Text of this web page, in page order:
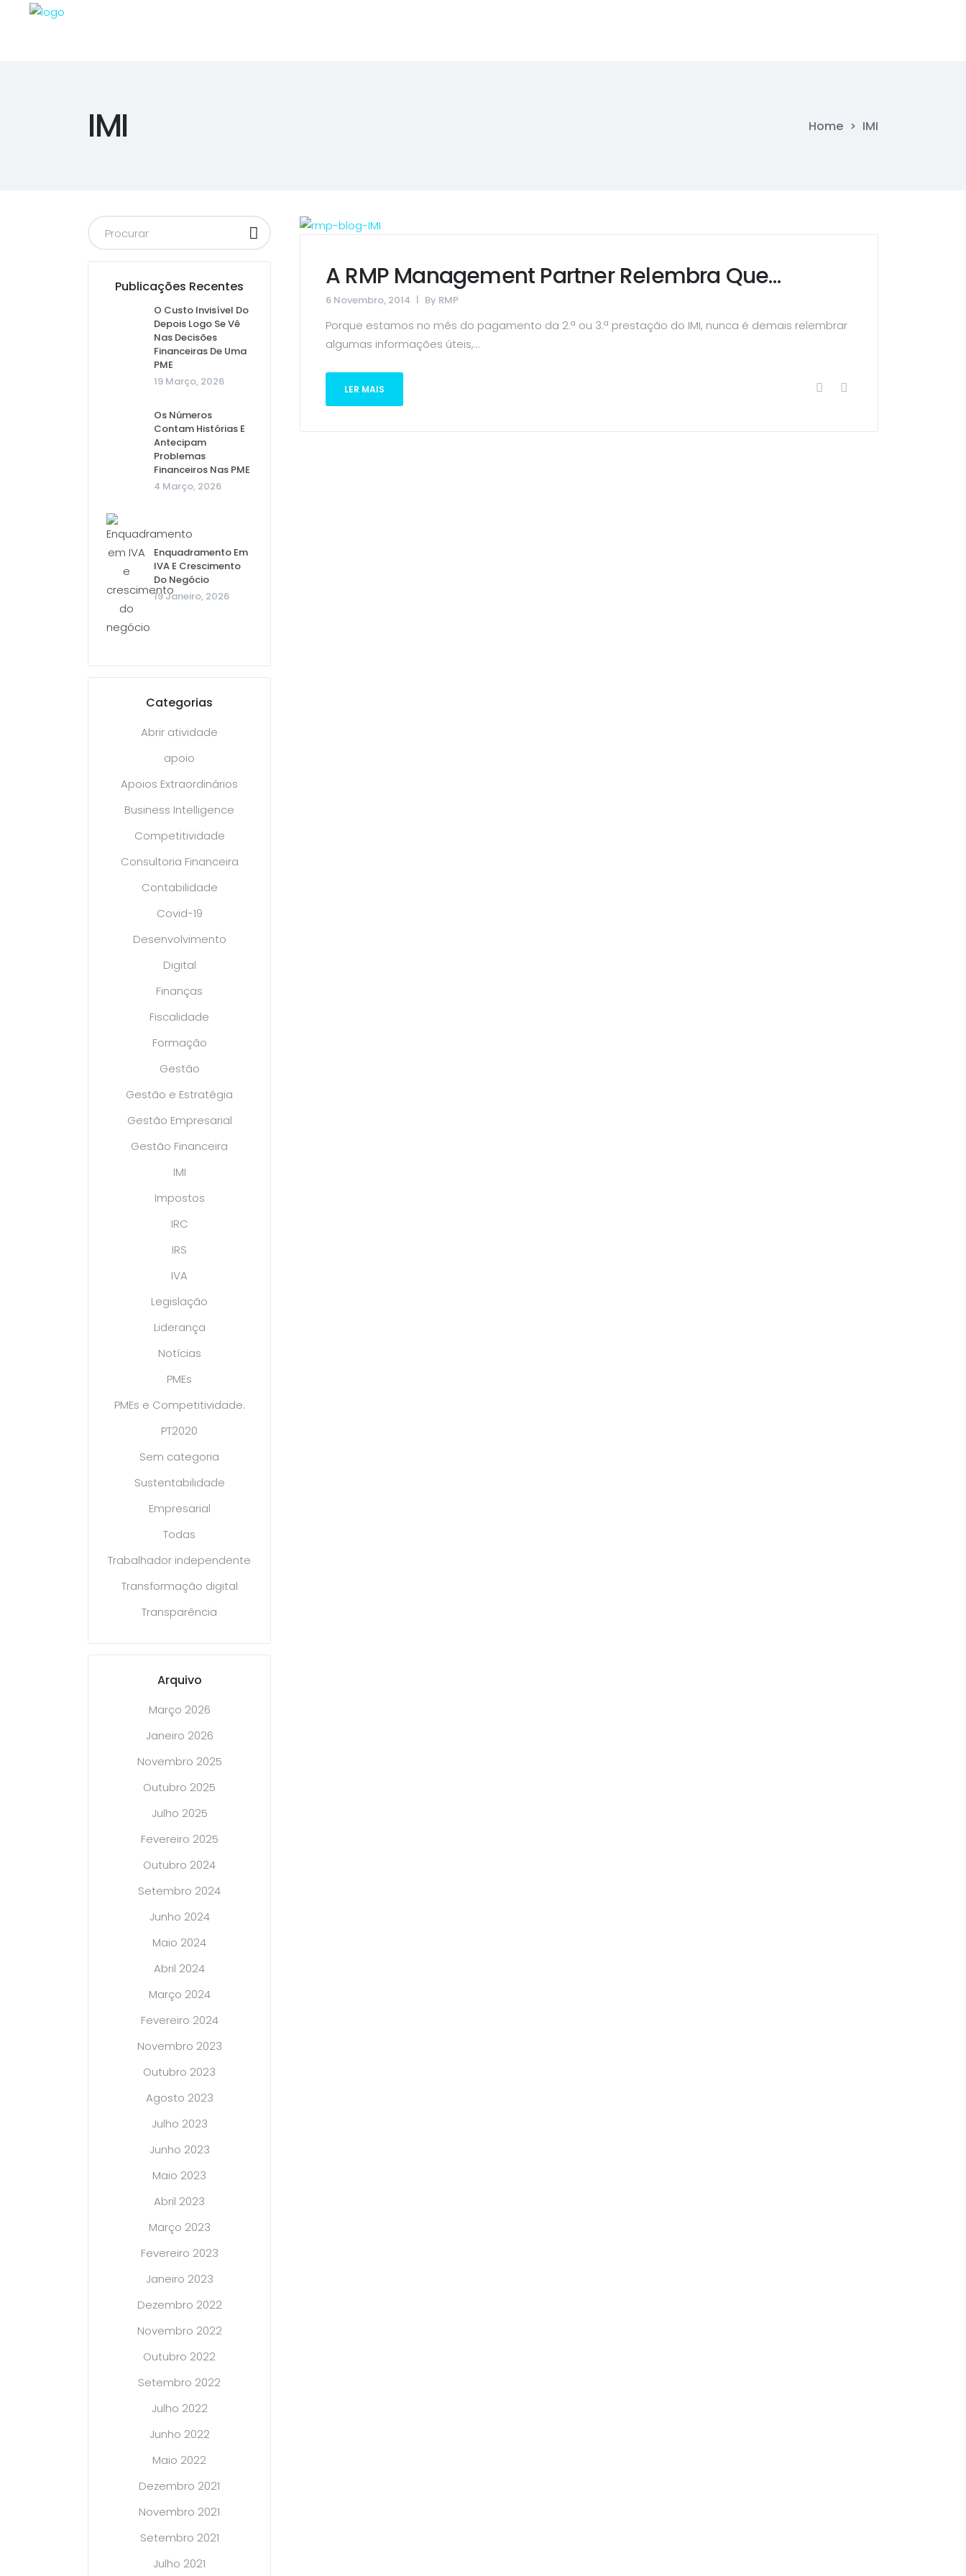
IMI Home > IMI
Publicações Recentes
O Custo Invisível Do
Depois Logo Se Vê
Nas Decisões
Financeiras De Uma
PME
19 Março, 2026
Os Números
Contam Histórias E
Antecipam
Problemas
Financeiros Nas PME
4 Março, 2026
Enquadramento Em
IVA E Crescimento
Do Negócio
19 Janeiro, 2026
Categorias
Abrir atividade
apoio
Apoios Extraordinários
Business Intelligence
Competitividade
Consultoria Financeira
Contabilidade
Covid-19
Desenvolvimento
Digital
Finanças
Fiscalidade
Formação
Gestão
Gestão e Estratégia
Gestão Empresarial
Gestão Financeira
IMI
Impostos
IRC
IRS
IVA
Legislação
Liderança
Notícias
PMEs
PMEs e Competitividade.
PT2020
Sem categoria
Sustentabilidade
Empresarial
Todas
Trabalhador independente
Transformação digital
Transparência
Arquivo
Março 2026
Janeiro 2026
Novembro 2025
Outubro 2025
Julho 2025
Fevereiro 2025
Outubro 2024
Setembro 2024
Junho 2024
Maio 2024
Abril 2024
Março 2024
Fevereiro 2024
Novembro 2023
Outubro 2023
Agosto 2023
Julho 2023
Junho 2023
Maio 2023
Abril 2023
Março 2023
Fevereiro 2023
Janeiro 2023
Dezembro 2022
Novembro 2022
Outubro 2022
Setembro 2022
Julho 2022
Junho 2022
Maio 2022
Dezembro 2021
Novembro 2021
Setembro 2021
Julho 2021
A RMP Management Partner Relembra Que…
6 Novembro, 2014 By RMP
Porque estamos no mês do pagamento da 2.ª ou 3.ª prestação do IMI, nunca é demais relembrar
algumas informações úteis,...
LER MAIS